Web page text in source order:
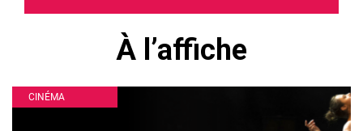
À l’affiche
CINÉMA